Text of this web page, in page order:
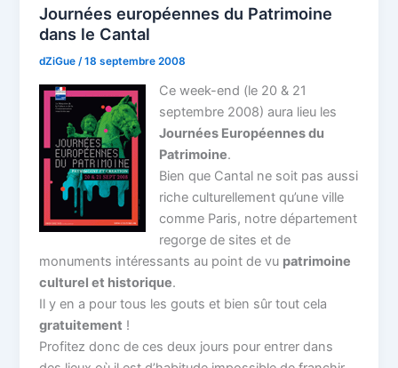
Journées européennes du Patrimoine
dans le Cantal
dZiGue/18 septembre 2008
Ce week-end (le 20 & 21
septembre 2008) aura lieu les
Journées Européennes du
Patrimoine.
Bien que Cantal ne soit pas aussi
riche culturellement qu’une ville
comme Paris, notre département
regorge de sites et de
monuments intéressants au point de vu patrimoine
culturel et historique.
Il y en a pour tous les gouts et bien sûr tout cela
gratuitement !
Profitez donc de ces deux jours pour entrer dans